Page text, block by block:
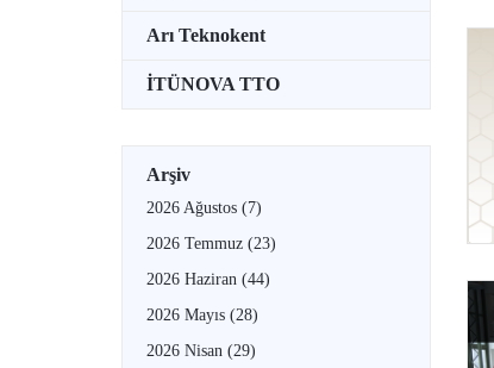
Arı Teknokent
İTÜNOVA TTO
Arşiv
2026 Ağustos (7)
2026 Temmuz (23)
2026 Haziran (44)
2026 Mayıs (28)
2026 Nisan (29)